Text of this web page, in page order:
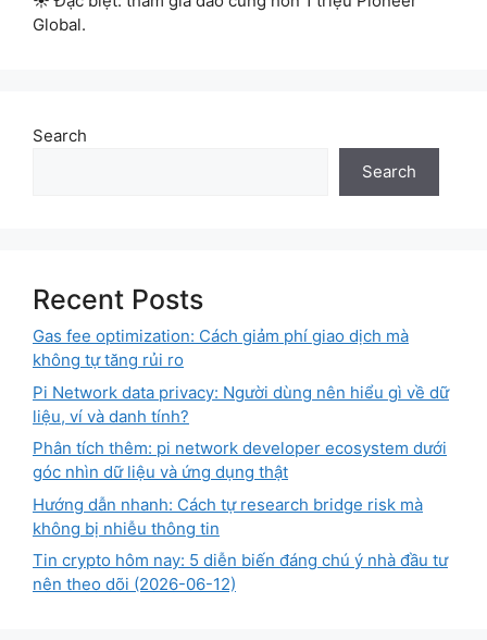
Global.
Search
Search
Recent Posts
Gas fee optimization: Cách giảm phí giao dịch mà
không tự tăng rủi ro
Pi Network data privacy: Người dùng nên hiểu gì về dữ
liệu, ví và danh tính?
Phân tích thêm: pi network developer ecosystem dưới
góc nhìn dữ liệu và ứng dụng thật
Hướng dẫn nhanh: Cách tự research bridge risk mà
không bị nhiễu thông tin
Tin crypto hôm nay: 5 diễn biến đáng chú ý nhà đầu tư
nên theo dõi (2026-06-12)